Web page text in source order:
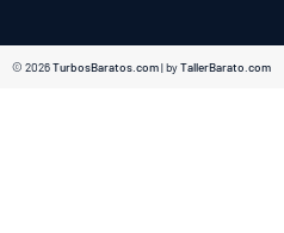
© 2026TurbosBaratos.com| byTallerBarato.com